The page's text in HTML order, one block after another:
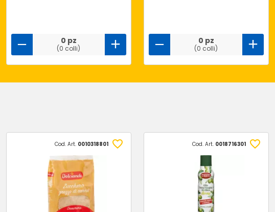
0 pz
(0 colli)
0 pz
(0 colli)
Cod. Art. 0010318801 Cod. Art. 0018716301